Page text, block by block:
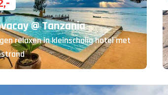
,-
@ Tanzania
relaxen in kleinschalig hotel met